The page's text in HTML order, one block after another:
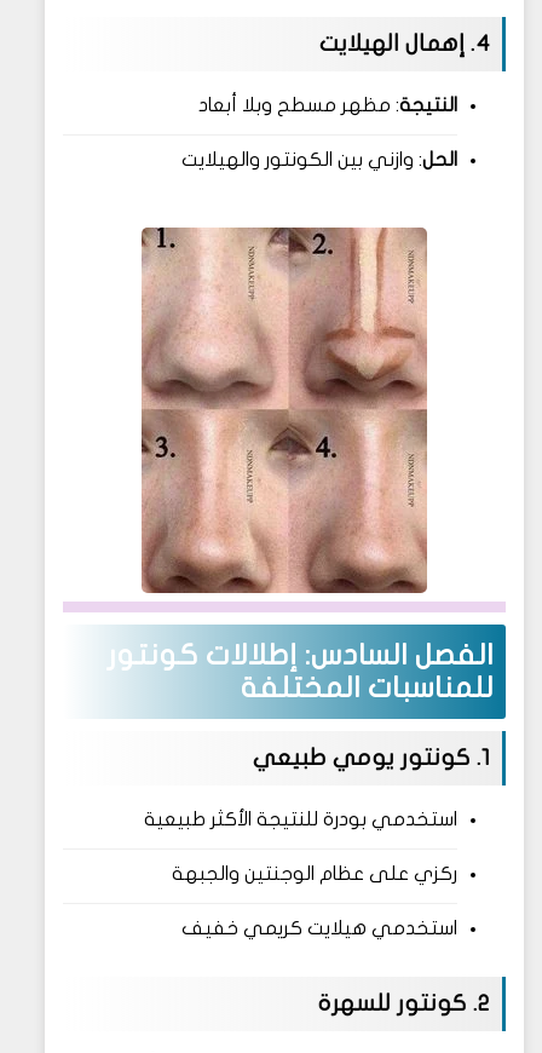
4. إهمال الهيلايت
النتيجة: مظهر مسطح وبلا أبعاد
الحل: وازني بين الكونتور والهيلايت
الفصل السادس: إطلالات كونتور
للمناسبات المختلفة
1. كونتور يومي طبيعي
استخدمي بودرة للنتيجة الأكثر طبيعية
ركزي على عظام الوجنتين والجبهة
استخدمي هيلايت كريمي خفيف
2. كونتور للسهرة